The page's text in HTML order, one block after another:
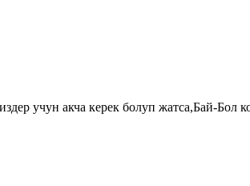
учун акча керек болуп жатса,Бай-